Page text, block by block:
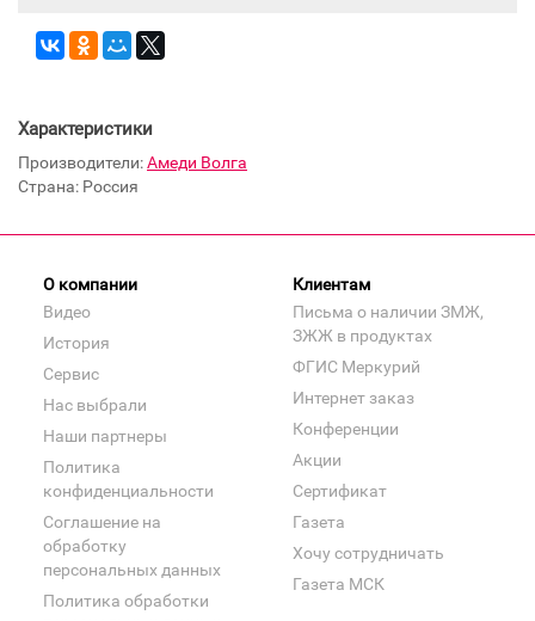
Характеристики
Производители:Амеди Волга
Страна: Россия
О компании
Видео
История
Сервис
Нас выбрали
Наши партнеры
Политика
конфиденциальности
Соглашение на
обработку
персональных данных
Политика обработки
Клиентам
Письма о наличии ЗМЖ,
ЗЖЖ в продуктах
ФГИС Меркурий
Интернет заказ
Конференции
Акции
Сертификат
Газета
Хочу сотрудничать
Газета МСК